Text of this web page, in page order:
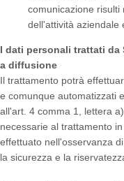
comunicazione risulti
dell'attività aziendale
I dati personali trattati da
a diffusione
Il trattamento potrà
e comunque automatizzati
all'art. 4 comma 1, lettera
necessarie al trattamento
effettuato nell'osservanza
la sicurezza e la